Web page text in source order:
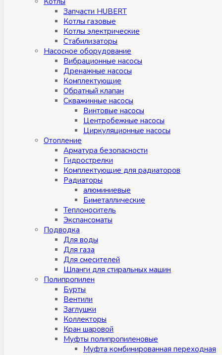
Запчасти HUBERT
Котлы газовые
Котлы электрические
Стабилизаторы
Насосное оборудование
Вибрационные насосы
Дренажные насосы
Комплектующие
Обратный клапан
Скважинные насосы
Винтовые насосы
Центробежные насосы
Циркуляционные насосы
Отопление
Арматура безопасности
Гидрострелки
Комплектующие для радиаторов
Радиаторы
алюминиевые
Биметаллические
Теплоноситель
Экспансоматы
Подводка
Для воды
Для газа
Для смесителей
Шланги для стиральных машин
Полипропилен
Бурты
Вентили
Заглушки
Коллекторы
Кран шаровой
Муфты полипропиленовые
Муфта комбинированная переходная